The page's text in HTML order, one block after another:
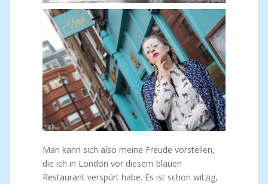
Man kann sich also meine Freude vorstellen,
die ich in London vor diesem blauen
Restaurant verspürt habe. Es ist schon witzig,